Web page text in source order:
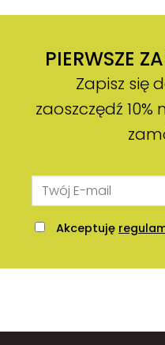
PIERWSZE
Zapisz się
zaoszczędź
Akceptuję